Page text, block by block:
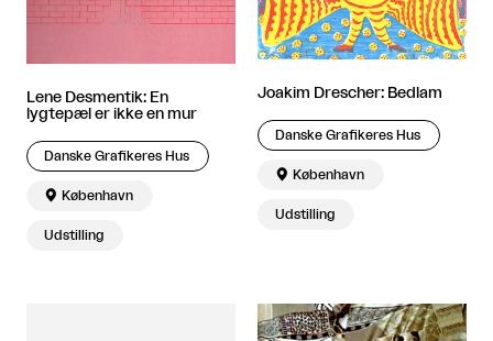
Lene Desmentik: En
lygtepæl er ikke en mur
Danske Grafikeres Hus
 København
Udstilling
Joakim Drescher: Bedlam
Danske Grafikeres Hus
 København
Udstilling